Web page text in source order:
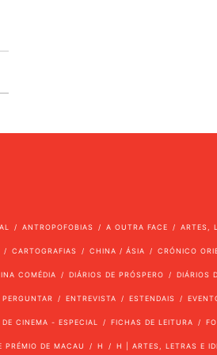
ANTROPOFOBIAS A OUTRA FACE ARTES,
CARTOGRAFIAS CHINA / ÁSIA CRÓNICO
COMÉDIA DIÁRIOS DE PRÓSPERO DIÁRIOS
ENTREVISTA ESTENDAIS
CINEMA - ESPECIAL FICHAS DE LEITURA
PRÉMIO DE MACAU H H | ARTES, LETRAS E